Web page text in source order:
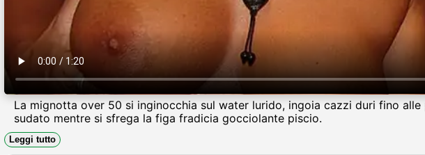
La mignotta over 50 si inginocchia sul water lurido, ingoia cazzi duri fino
sudato mentre si sfrega la figa fradicia gocciolante piscio.
Leggi tutto